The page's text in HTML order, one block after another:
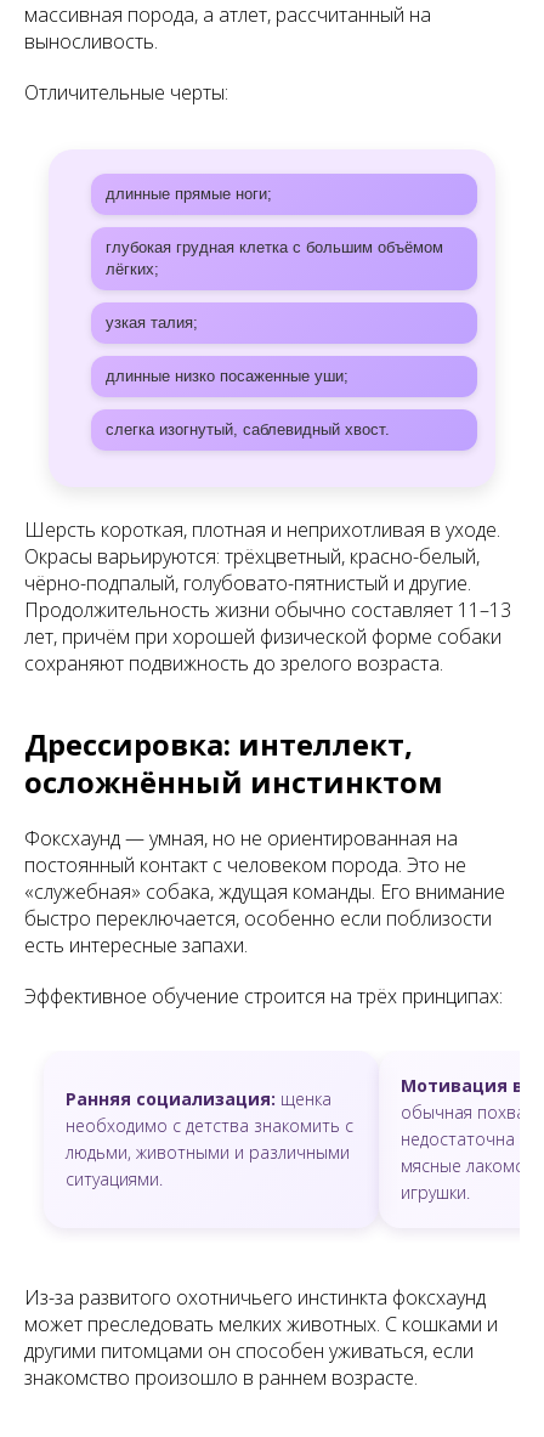
массивная порода, а атлет, рассчитанный на
выносливость.
Отличительные черты:
длинные прямые ноги;
глубокая грудная клетка с большим объёмом
лёгких;
узкая талия;
длинные низко посаженные уши;
слегка изогнутый, саблевидный хвост.
Шерсть короткая, плотная и неприхотливая в уходе.
Окрасы варьируются: трёхцветный, красно-белый,
чёрно-подпалый, голубовато-пятнистый и другие.
Продолжительность жизни обычно составляет 11–13
лет, причём при хорошей физической форме собаки
сохраняют подвижность до зрелого возраста.
Дрессировка: интеллект,
осложнённый инстинктом
Фоксхаунд — умная, но не ориентированная на
постоянный контакт с человеком порода. Это не
«служебная» собака, ждущая команды. Его внимание
быстро переключается, особенно если поблизости
есть интересные запахи.
Эффективное обучение строится на трёх принципах:
Ранняя социализация: щенка
необходимо с детства знакомить с
людьми, животными и различными
ситуациями.
Мотивация
обычная
недостаточна
мясные
игрушки.
Из-за развитого охотничьего инстинкта фоксхаунд
может преследовать мелких животных. С кошками и
другими питомцами он способен уживаться, если
знакомство произошло в раннем возрасте.